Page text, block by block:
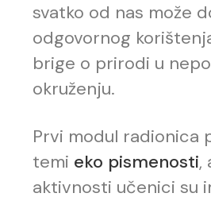
svatko od nas može
odgovornog
brige o prirodi u
okruženju.
Prvi modul radionica
temi eko pismenosti,
aktivnosti učenici su